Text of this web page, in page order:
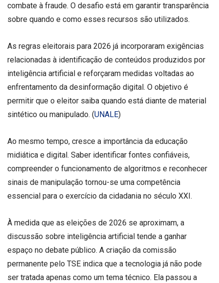
combate à fraude. O desafio está em garantir transparência
sobre quando e como esses recursos são utilizados.
As regras eleitorais para 2026 já incorporaram exigências
relacionadas à identificação de conteúdos produzidos por
inteligência artificial e reforçaram medidas voltadas ao
enfrentamento da desinformação digital. O objetivo é
permitir que o eleitor saiba quando está diante de material
sintético ou manipulado. (UNALE)
Ao mesmo tempo, cresce a importância da educação
midiática e digital. Saber identificar fontes confiáveis,
compreender o funcionamento de algoritmos e reconhecer
sinais de manipulação tornou-se uma competência
essencial para o exercício da cidadania no século XXI.
À medida que as eleições de 2026 se aproximam, a
discussão sobre inteligência artificial tende a ganhar
espaço no debate público. A criação da comissão
permanente pelo TSE indica que a tecnologia já não pode
ser tratada apenas como um tema técnico. Ela passou a